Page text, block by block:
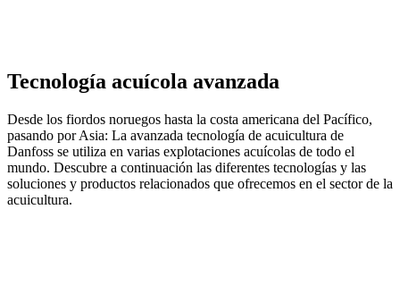
Tecnología acuícola avanzada
Desde los fiordos noruegos hasta la costa americana del Pacífico,
pasando por Asia: La avanzada tecnología de acuicultura de
Danfoss se utiliza en varias explotaciones acuícolas de todo el
mundo. Descubre a continuación las diferentes tecnologías y las
soluciones y productos relacionados que ofrecemos en el sector de la
acuicultura.